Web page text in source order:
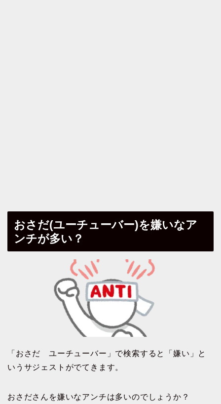
おさだ(ユーチューバー)を嫌いなア
ンチが多い？
「おさだ ユーチューバー」で検索すると「嫌い」と
いうサジェストがでてきます。
おさださんを嫌いなアンチは多いのでしょうか？